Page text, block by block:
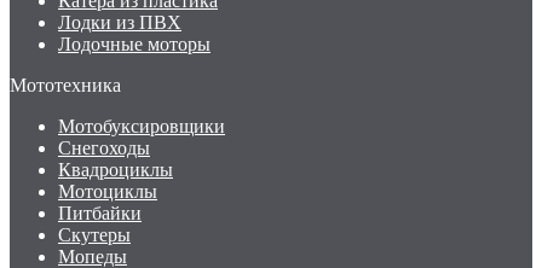
Лодки из ПВХ
Лодочные моторы
Мототехника
Мотобуксировщики
Снегоходы
Квадроциклы
Мотоциклы
Питбайки
Скутеры
Мопеды